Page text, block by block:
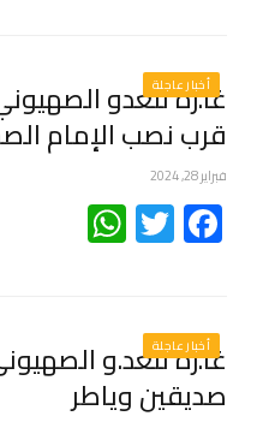
أخبار عاجلة
غا.رة للعدو
قرب نصب الإمام
فبراير 28, 2024
Facebook
Twitter
أخبار عاجلة
غا.رة للعد.و
صديقين وياطر